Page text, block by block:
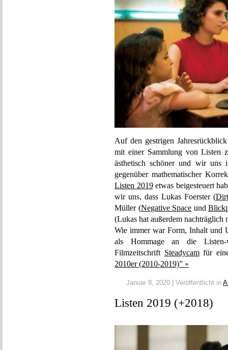
Auf den gestrigen
mit einer Sammlung von Listen
ästhetisch schöner und wir uns
gegenüber mathematischer
Listen 2019etwas beigesteuert
wir uns, dass Lukas Foerster (
Müller (Negative Space und
(Lukas hat außerdem nachträglich
Wie immer war Form, Inhalt und
als Hommage an die Listen-
Filmzeitschrift Steadycamfür eine
2010er (2010-2019)” »
Januar 8, 2020 | Veröffentlicht in
Listen 2019 (+2018)